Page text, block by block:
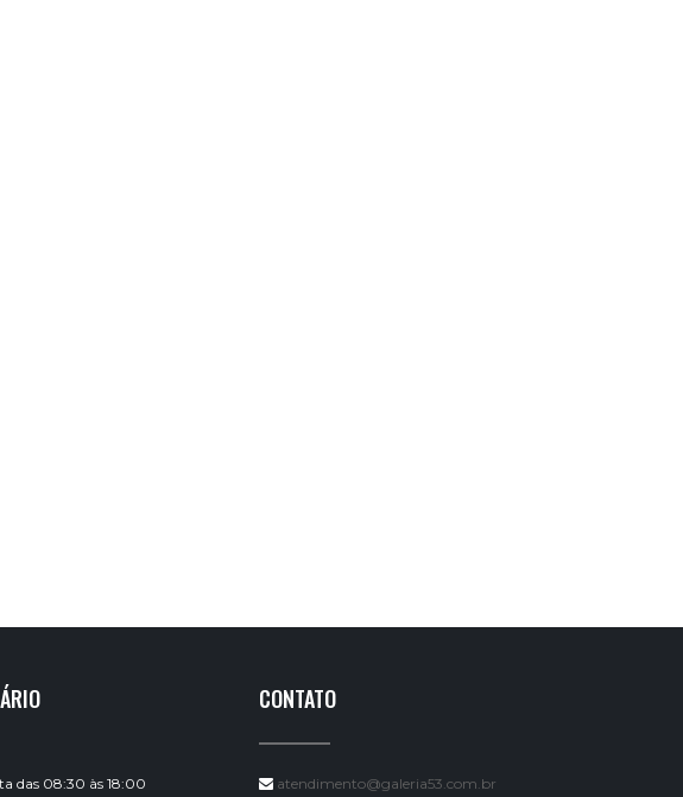
das 08:30 às 18:00
CONTATO
atendimento@galeria53.com.br